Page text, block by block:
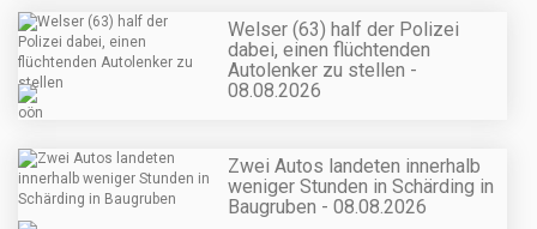
Welser (63) half der Polizei
dabei, einen flüchtenden
Autolenker zu stellen -
08.08.2026
Zwei Autos landeten innerhalb
weniger Stunden in Schärding in
Baugruben - 08.08.2026